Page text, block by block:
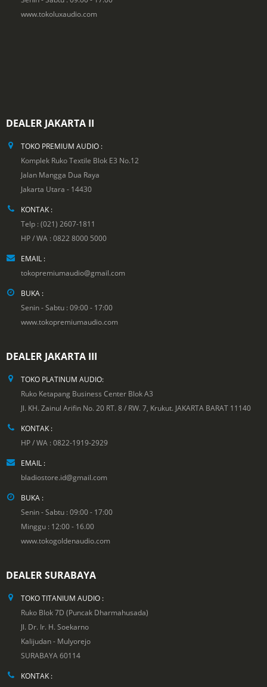
www.tokoluxaudio.com
DEALER JAKARTA II
TOKO PREMIUM AUDIO :
Komplek Ruko Textile Blok E3 No.12
Jalan Mangga Dua Raya
Jakarta Utara - 14430
KONTAK :
Telp : (021) 2607-1811
HP / WA : 0822 8000 5000
EMAIL :
tokopremiumaudio@gmail.com
BUKA :
Senin - Sabtu : 09:00 - 17:00
www.tokopremiumaudio.com
DEALER JAKARTA III
TOKO PLATINUM AUDIO:
Ruko Ketapang Business Center Blok A3
Jl. KH. Zainul Arifin No. 20 RT. 8 / RW. 7, Krukut. JAKARTA BARAT 11140
KONTAK :
HP / WA : 0822-1919-2929
EMAIL :
bladiostore.id@gmail.com
BUKA :
Senin - Sabtu : 09:00 - 17:00
Minggu : 12:00 - 16.00
www.tokogoldenaudio.com
DEALER SURABAYA
TOKO TITANIUM AUDIO :
Ruko Blok 7D (Puncak Dharmahusada)
Jl. Dr. Ir. H. Soekarno
Kalijudan - Mulyorejo
SURABAYA 60114
KONTAK :